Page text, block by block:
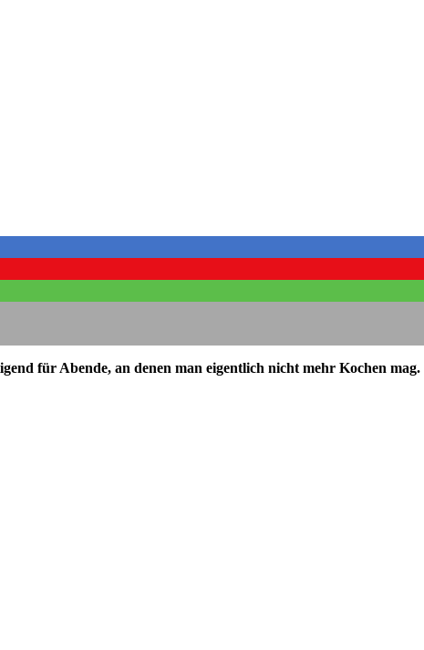
für Abende, an denen man eigentlich nicht mehr Kochen mag.